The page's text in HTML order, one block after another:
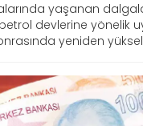
yaşanan
petrol devlerine yönelik
yeniden